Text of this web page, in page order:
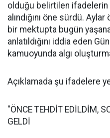
olduğu belirtilen ifadelerin
alındığını öne sürdü.
bir mektupta bugün
anlatıldığını iddia eden
kamuoyunda algı
Açıklamada şu ifadelere
"ÖNCE TEHDİT EDİLDİM,
GELDİ